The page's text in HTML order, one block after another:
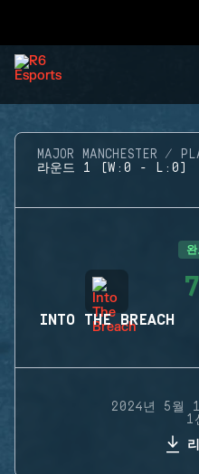
MAJOR MANCHESTER
라운드 1 (W:0 - L:0)
INTO THE BREACH
7
2024년 5월
1